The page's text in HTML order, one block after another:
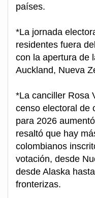
países.
*La jornada
residentes fuera
con la apertura de
Auckland, Nueva
*La canciller Rosa
censo electoral de
para 2026
resaltó que hay
colombianos
votación, desde
desde Alaska
fronterizas.